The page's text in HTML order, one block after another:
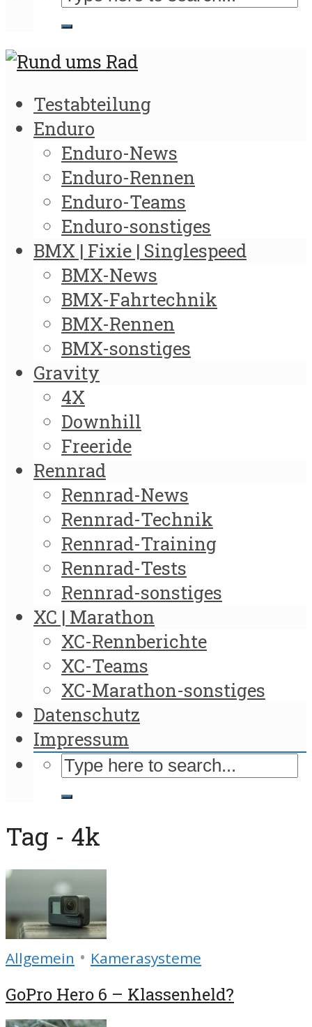
Testabteilung
Enduro
Enduro-News
Enduro-Rennen
Enduro-Teams
Enduro-sonstiges
BMX | Fixie | Singlespeed
BMX-News
BMX-Fahrtechnik
BMX-Rennen
BMX-sonstiges
Gravity
4X
Downhill
Freeride
Rennrad
Rennrad-News
Rennrad-Technik
Rennrad-Training
Rennrad-Tests
Rennrad-sonstiges
XC | Marathon
XC-Rennberichte
XC-Teams
XC-Marathon-sonstiges
Datenschutz
Impressum
Tag - 4k
Allgemein • Kamerasysteme
GoPro Hero 6 – Klassenheld?